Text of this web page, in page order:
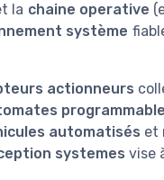
la chaine operative
système
actionneurs
automatisés et
systemes vise